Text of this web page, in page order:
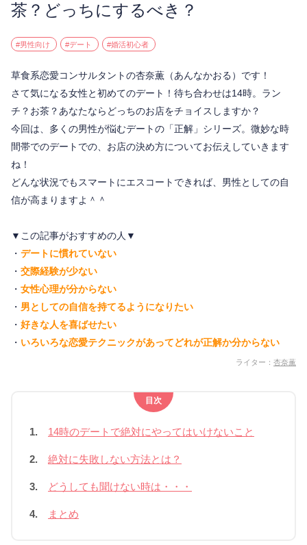
茶？どっちにするべき？
#男性向け #デート #婚活初心者
草食系恋愛コンサルタントの杏奈薫（あんなかおる）です！
さて気になる女性と初めてのデート！待ち合わせは14時。ラン
チ？お茶？あなたならどっちのお店をチョイスしますか？
今回は、多くの男性が悩むデートの「正解」シリーズ。微妙な時
間帯でのデートでの、お店の決め方についてお伝えしていきます
ね！
どんな状況でもスマートにエスコートできれば、男性としての自
信が高まりますよ＾＾
▼この記事がおすすめの人▼
・ デートに慣れていない
・ 交際経験が少ない
・ 女性心理が分からない
・ 男としての自信を持てるようになりたい
・ 好きな人を喜ばせたい
・ いろいろな恋愛テクニックがあってどれが正解か分からない
ライター： 杏奈薫
目次
1. 14時のデートで絶対にやってはいけないこと
2. 絶対に失敗しない方法とは？
3. どうしても聞けない時は・・・
4. まとめ